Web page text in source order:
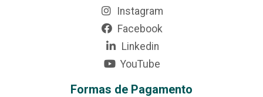
Instagram
Facebook
Linkedin
YouTube
Formas de Pagamento